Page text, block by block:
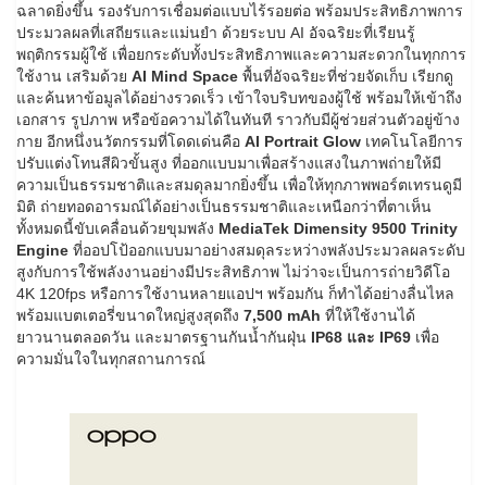
ฉลาดยิ่งขึ้น รองรับการเชื่อมต่อแบบไร้รอยต่อ พร้อมประสิทธิภาพการ
ประมวลผลที่เสถียรและแม่นยำ ด้วยระบบ AI อัจฉริยะที่เรียนรู้
พฤติกรรมผู้ใช้ เพื่อยกระดับทั้งประสิทธิภาพและความสะดวกในทุกการ
ใช้งาน เสริมด้วย AI Mind Space พื้นที่อัจฉริยะที่ช่วยจัดเก็บ เรียกดู
และค้นหาข้อมูลได้อย่างรวดเร็ว เข้าใจบริบทของผู้ใช้ พร้อมให้เข้าถึง
เอกสาร รูปภาพ หรือข้อความได้ในทันที ราวกับมีผู้ช่วยส่วนตัวอยู่ข้าง
กาย อีกหนึ่งนวัตกรรมที่โดดเด่นคือ AI Portrait Glow เทคโนโลยีการ
ปรับแต่งโทนสีผิวขั้นสูง ที่ออกแบบมาเพื่อสร้างแสงในภาพถ่ายให้มี
ความเป็นธรรมชาติและสมดุลมากยิ่งขึ้น เพื่อให้ทุกภาพพอร์ตเทรนดูมี
มิติ ถ่ายทอดอารมณ์ได้อย่างเป็นธรรมชาติและเหนือกว่าที่ตาเห็น
ทั้งหมดนี้ขับเคลื่อนด้วยขุมพลัง MediaTek Dimensity 9500 Trinity
Engine ที่ออปโป้ออกแบบมาอย่างสมดุลระหว่างพลังประมวลผลระดับ
สูงกับการใช้พลังงานอย่างมีประสิทธิภาพ ไม่ว่าจะเป็นการถ่ายวิดีโอ
4K 120fps หรือการใช้งานหลายแอปฯ พร้อมกัน ก็ทำได้อย่างลื่นไหล
พร้อมแบตเตอรี่ขนาดใหญ่สูงสุดถึง 7,500 mAh ที่ให้ใช้งานได้
ยาวนานตลอดวัน และมาตรฐานกันน้ำกันฝุ่น IP68 และ IP69 เพื่อ
ความมั่นใจในทุกสถานการณ์